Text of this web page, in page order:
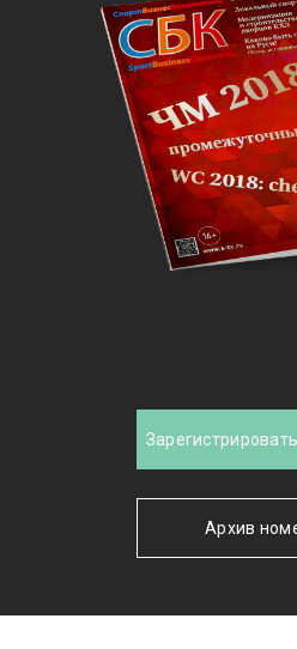
Архив